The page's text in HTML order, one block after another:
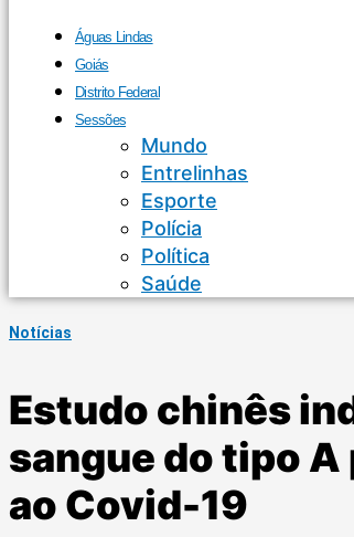
Águas Lindas
Goiás
Distrito Federal
Sessões
Mundo
Entrelinhas
Esporte
Polícia
Política
Saúde
Notícias
Estudo chinês
sangue do tipo
ao Covid-19